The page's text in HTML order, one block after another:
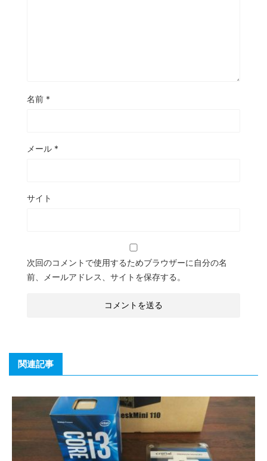
名前 *
メール *
サイト
次回のコメントで使用するためブラウザーに自分の名
前、メールアドレス、サイトを保存する。
関連記事